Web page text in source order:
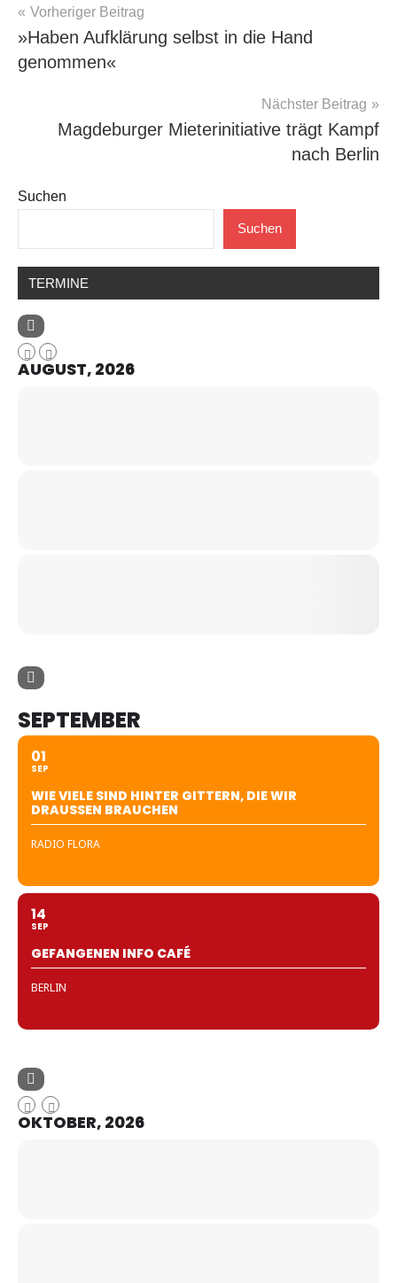
Beitragsnavigation
Vorheriger Beitrag
»Haben Aufklärung selbst in die Hand
genommen«
Nächster Beitrag
Magdeburger Mieterinitiative trägt Kampf
nach Berlin
Suchen
Suchen
TERMINE
AUGUST, 2026
SEPTEMBER
01
SEP
WIE VIELE SIND HINTER GITTERN, DIE WIR
DRAUSSEN BRAUCHEN
RADIO FLORA
14
SEP
GEFANGENEN INFO CAFÉ
BERLIN
OKTOBER, 2026